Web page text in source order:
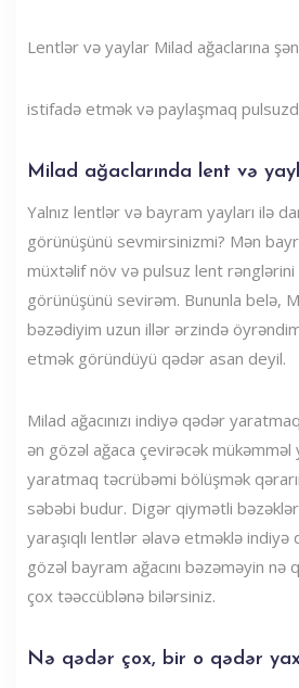
Lentlər və yaylar Milad ağaclarına
istifadə etmək və paylaşmaq
Milad ağaclarında lent və
Yalnız lentlər və bayram yayları ilə
görünüşünü sevmirsinizmi? Mən
müxtəlif növ və pulsuz lent rənglərini
görünüşünü sevirəm. Bununla belə,
bəzədiyim uzun illər ərzində
etmək göründüyü qədər asan deyil.
Milad ağacınızı indiyə qədər
ən gözəl ağaca çevirəcək
yaratmaq təcrübəmi bölüşmək
səbəbi budur. Digər qiymətli
yaraşıqlı lentlər əlavə etməklə indiyə
gözəl bayram ağacını bəzəməyin nə
çox təəccüblənə bilərsiniz.
Nə qədər çox, bir o qədər